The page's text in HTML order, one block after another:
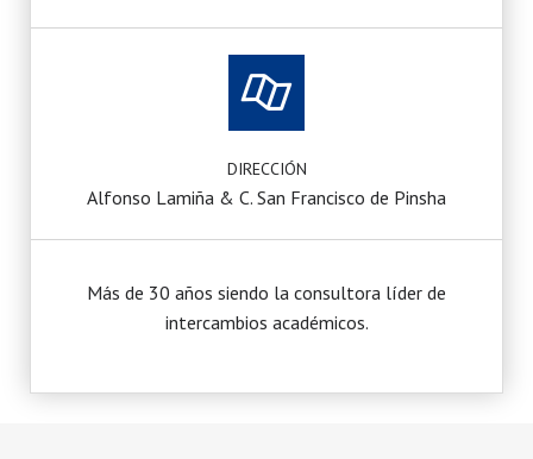
DIRECCIÓN
Alfonso Lamiña & C. San Francisco de Pinsha
Más de 30 años siendo la consultora líder de
intercambios académicos.